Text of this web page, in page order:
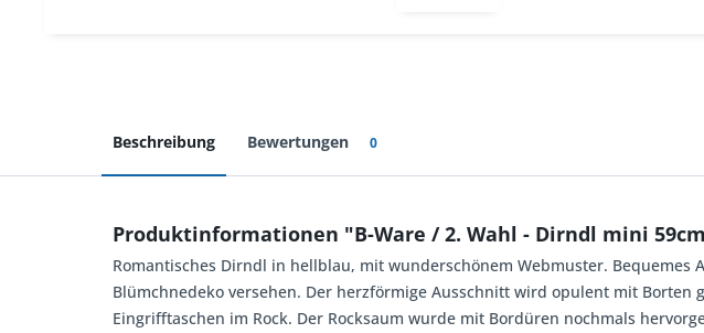
Beschreibung Bewertungen 0
Produktinformationen "B-Ware / 2. Wahl - Dirndl mini
Romantisches Dirndl in hellblau, mit wunderschönem Webmuster.
Blümchnedeko versehen. Der herzförmige Ausschnitt wird opulent mit
Eingrifftaschen im Rock. Der Rocksaum wurde mit Bordüren nochmals